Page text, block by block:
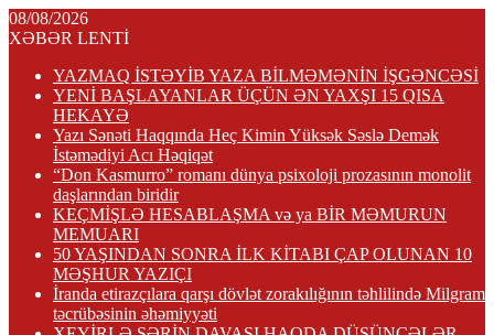
08/08/2026
XƏBƏR LENTİ
YAZMAQ İSTƏYİB YAZA BİLMƏMƏNİN İŞGƏNCƏSİ
YENİ BAŞLAYANLAR ÜÇÜN ƏN YAXŞI 15 QISA
HEKAYƏ
Yazı Sənəti Haqqında Heç Kimin Yüksək Səslə Demək
İstəmədiyi Acı Həqiqət
“Don Kasmurro” romanı dünya psixoloji prozasının monolit
daşlarından biridir
KEÇMİŞLƏ HESABLAŞMA və ya BİR MƏMURUN
MEMUARI
50 YAŞINDAN SONRA İLK KİTABI ÇAP OLUNAN 10
MƏŞHUR YAZIÇI
İranda etirazçılara qarşı dövlət zorakılığının təhlilində Milgram
təcrübəsinin əhəmiyyəti